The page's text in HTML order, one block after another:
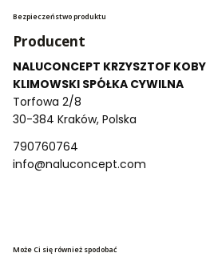
Bezpieczeństwo produktu
Producent
NALUCONCEPT KRZYSZTOF
KLIMOWSKI SPÓŁKA CYWILNA
Torfowa 2/8
30-384 Kraków, Polska
790760764
info@naluconcept.com
Może Ci się również spodobać